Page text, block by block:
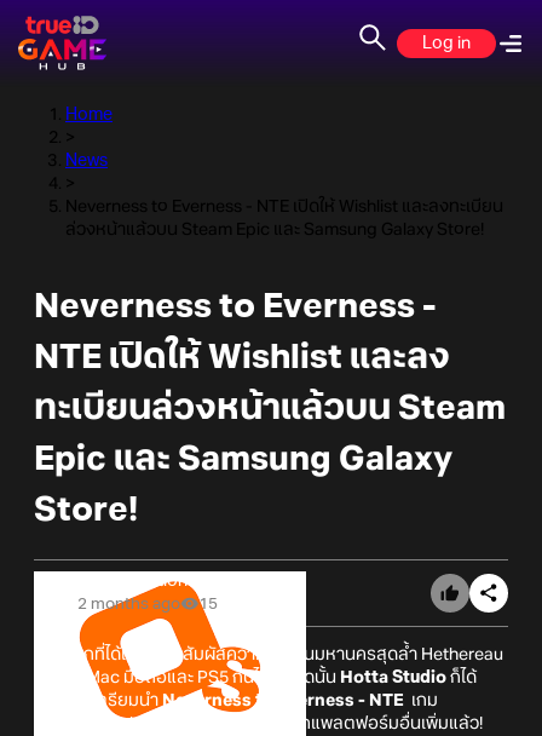
Log in
Home
>
News
>
Neverness to Everness - NTE เปิดให้ Wishlist และลงทะเบียน
ล่วงหน้าแล้วบน Steam Epic และ Samsung Galaxy Store!
Neverness to Everness -
NTE เปิดให้ Wishlist และลง
ทะเบียนล่วงหน้าแล้วบน Steam
Epic และ Samsung Galaxy
Store!
Online Station
2 months ago
15
หลังจากที่ได้เปิดให้มาสัมผัสความมันส์ในมหานครสุดล้ำ Hethereau
บน PC Mac มือถือและ PS5 กันไป ล่าสุดนั้น Hotta Studio ก็ได้
ประกาศเตรียมนำ Neverness to Everness - NTE เกม
supernatural
RPG มาบุกแพลตฟอร์มอื่นเพิ่มแล้ว!